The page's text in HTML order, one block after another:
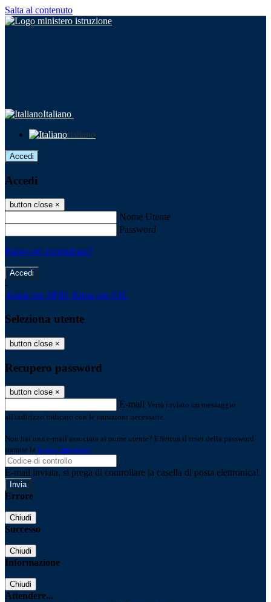
Salta al contenuto
Italiano
Italiano
Accedi
Accedi
button close ×
Nome Utente
Password
Password dimenticata?
-
Entra con SPID Entra con CIE
Seleziona utente
button close ×
Recupero password
button close ×
E-mail Verrà inviato un messaggio
all'indirizzo indicato con le istruzioni necessarie.
Non hai una e-mail associata al nome utente? Effettua il reset della password
tramite la Login Spaggiari
E-mail inviata, si prega di controllare la casella di posta elettronica!
Errore
Chiudi
Successo
Chiudi
Informazione
Chiudi
Attendere...